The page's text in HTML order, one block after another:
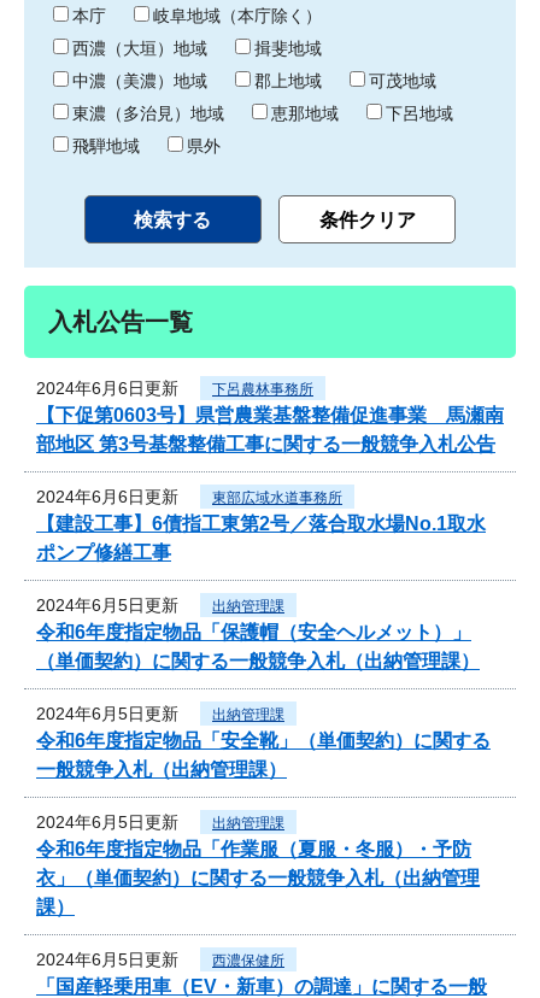
わ
り
本庁
岐阜地域（本庁除く）
西濃（大垣）地域
揖斐地域
中濃（美濃）地域
郡上地域
可茂地域
東濃（多治見）地域
恵那地域
下呂地域
飛騨地域
県外
入札公告一覧
2024年6月6日更新 下呂農林事務所
【下促第0603号】県営農業基盤整備促進事業 馬瀬南
部地区 第3号基盤整備工事に関する一般競争入札公告
2024年6月6日更新 東部広域水道事務所
【建設工事】6債指工東第2号／落合取水場No.1取水
ポンプ修繕工事
2024年6月5日更新 出納管理課
令和6年度指定物品「保護帽（安全ヘルメット）」
（単価契約）に関する一般競争入札（出納管理課）
2024年6月5日更新 出納管理課
令和6年度指定物品「安全靴」（単価契約）に関する
一般競争入札（出納管理課）
2024年6月5日更新 出納管理課
令和6年度指定物品「作業服（夏服・冬服）・予防
衣」（単価契約）に関する一般競争入札（出納管理
課）
2024年6月5日更新 西濃保健所
「国産軽乗用車（EV・新車）の調達」に関する一般